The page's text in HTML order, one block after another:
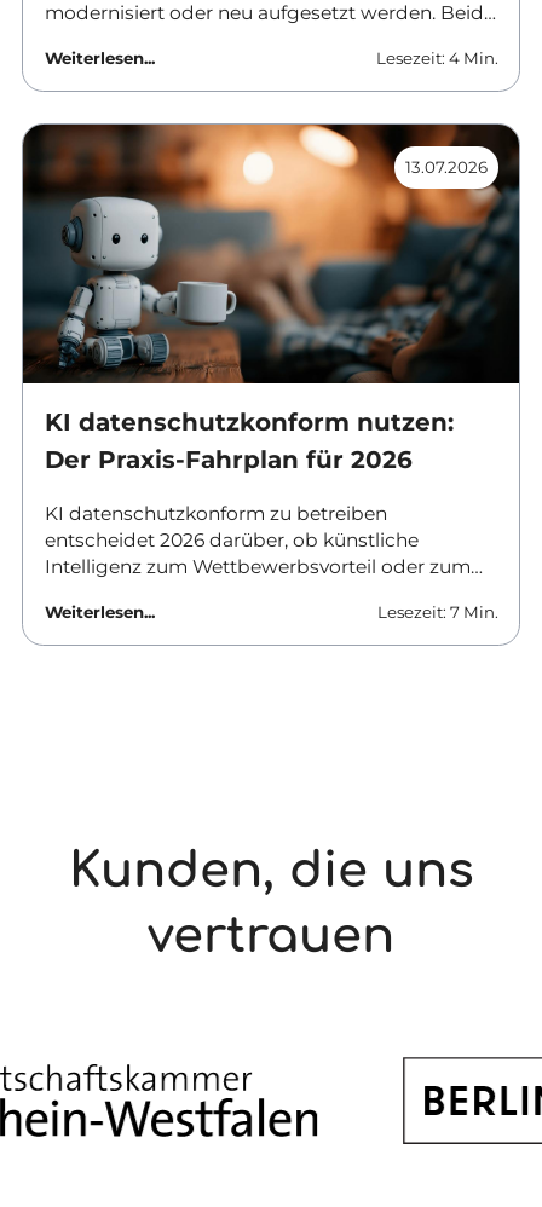
modernisiert oder neu aufgesetzt werden. Beide
darunterliegenden Hardware, aber sie tun es auf
unterschiedlichen Ebenen und mit
unterschiedlichen Folgen für Betrieb, Sicherheit
und Kosten. Dieser Beitrag ordnet die
Unterschiede ein und nennt Kriterien für die
Auswahl.
Weiterlesen... Lesezeit: 4 Min.
13.07.2026
KI datenschutzkonform nutzen:
Der Praxis-Fahrplan für 2026
KI datenschutzkonform zu betreiben
entscheidet 2026 darüber, ob künstliche
Intelligenz zum Wettbewerbsvorteil oder zum
Unternehmen und Behörden brauchen klare
Antworten: Welche Tools sind erlaubt, was
Weiterlesen... Lesezeit: 7 Min.
Kunden, die uns
vertrauen